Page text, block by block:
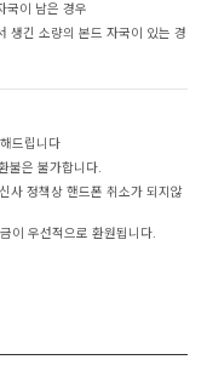
국이 남은 경우
생긴 소량의 본드 자국이 있는 경
드립니다
불은 불가합니다.
사 정책상 핸드폰 취소가 되지않
이 우선적으로 환원됩니다.